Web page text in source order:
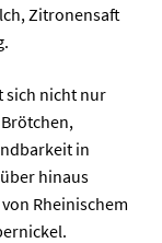
Zitronensaft
sich nicht nur
in
hinaus
Rheinischem